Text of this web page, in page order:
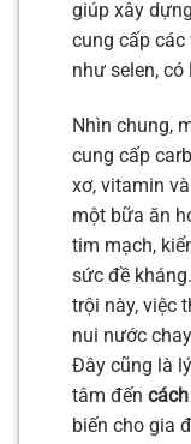
giúp xây
cung cấp
như selen,
Nhìn chung,
cung cấp
xơ, vitamin
một bữa ăn
tim mạch,
sức đề
trội này, việc
nui nước
Đây cũng là
tâm đến
biến cho gia